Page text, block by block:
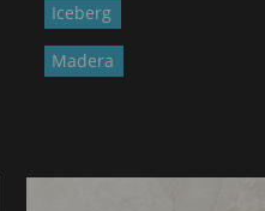
Iceberg
Madera